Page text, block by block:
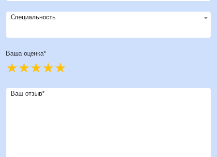
Специальность
Ваша оценка*
Ваш отзыв*